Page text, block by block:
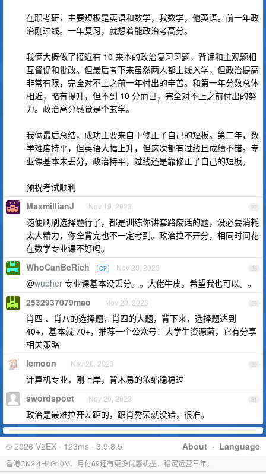
在职考研，主要短板是英语和数学，我数学，他英语。前一年政
治刚过线。一年复习，就想着能政治考高分。
我俩大概做了接近有 10 来本的政治复习习题，背诵和主观题相
互督促和批改。但最后考下来虽然两人都上线入学，但政治提高
非常有限，完全对不上之前一年付出的辛苦。和第一年分数总体
相近，略有提升，但不到 10 分而已，完全对不上之前付出的努
力。政治高分感觉是个玄学。
我俩最后总结，成功主要来自于修正了自己的短板。第二年，数
学难度持平，但英语大幅上升，但这次都有过线且成绩不错。专
业课基本未丢分，政治持平，过线还是靠修正了自己的短板。
预祝考试顺利
27
MaxmillianJ Nov 19, 2023
随便刷刷选择题行了，都是训练你讲套路废话的题，没必要消耗
太大精力，你全背完也不一定考到。政治拉不开分，相同时间花
在数学专业课不好吗。
28
WhoCanBeRich OP Nov 20, 2023
@wupher 专业课基本没丢分。。大佬牛皮，希望我也可以。。
29
2532937079mao Nov 20, 2023
肖四 、肖八的选择题，肖四的大题，背下来，选择题达到
40+，基本就 70+，推荐一个公众号：大学生资源菌，它有分享
相关策略
30
lemoon Nov 20, 2023
计算机专业，刚上岸，背木易的浓缩稳稳过
31
swordspoet Nov 20, 2023
政治是最难拉开差距的，跟肖秀荣就没错，很准。
About · Language
© 2026 V2EX · 123ms · 3.9.8.5
香港CN2,4H4G10M，月付69还有更多优惠机型，稳定运营三年。